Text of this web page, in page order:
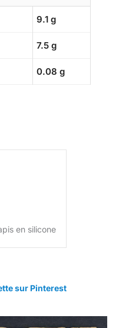
9.1 g
7.5 g
0.08 g
en silicone
sur Pinterest